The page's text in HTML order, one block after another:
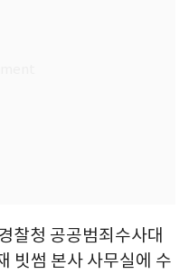
찰청 공공범죄수사대
빗썸 본사 사무실에 수